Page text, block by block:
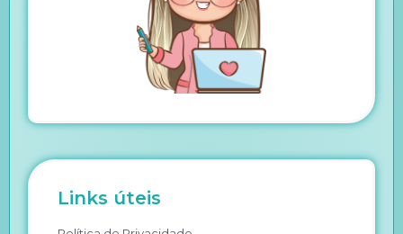
Links úteis